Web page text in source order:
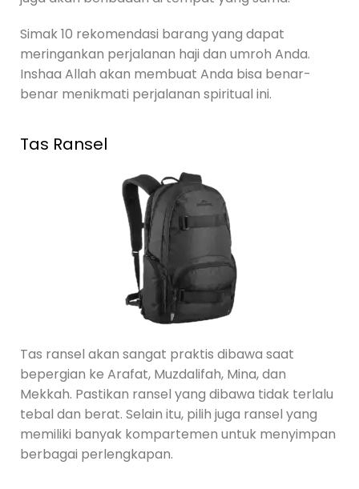
Simak 10 rekomendasi barang yang dapat
meringankan perjalanan haji dan umroh Anda.
Inshaa Allah akan membuat Anda bisa benar-
benar menikmati perjalanan spiritual ini.
Tas Ransel
Tas ransel akan sangat praktis dibawa saat
bepergian ke Arafat, Muzdalifah, Mina, dan
Mekkah. Pastikan ransel yang dibawa tidak terlalu
tebal dan berat. Selain itu, pilih juga ransel yang
memiliki banyak kompartemen untuk menyimpan
berbagai perlengkapan.